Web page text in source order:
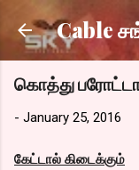
Cable
கொத்து
- January 25, 2016
கேட்டால் கிடைக்கும்